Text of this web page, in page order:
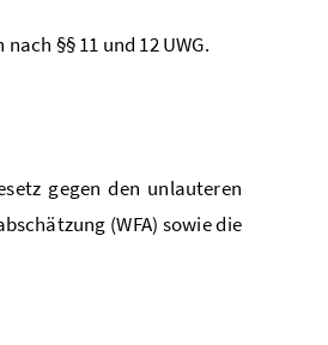
§§ 11 und 12 UWG.
gegen den unlauteren
(WFA) sowie die